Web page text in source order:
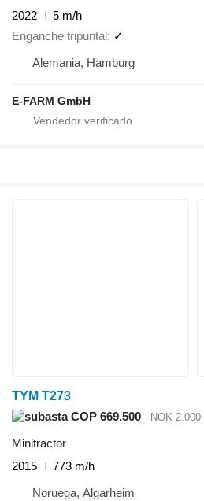
2022
5 m/h
Enganche tripuntal ✓
Alemania, Hamburg
E-FARM GmbH
TYM T273
COP 669.500
NOK 2.000
Minitractor
2015
773 m/h
Noruega, Algarheim